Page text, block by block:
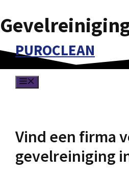
Spring
naar
de PUROCLEAN
Vind een firma
gevelreiniging